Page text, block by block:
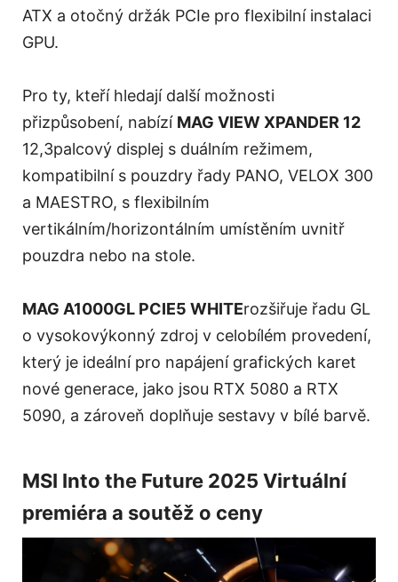
ATX a otočný držák PCIe pro flexibilní instalaci
GPU.
Pro ty, kteří hledají další možnosti
přizpůsobení, nabízí MAG VIEW XPANDER 12
12,3palcový displej s duálním režimem,
kompatibilní s pouzdry řady PANO, VELOX 300
a MAESTRO, s flexibilním
vertikálním/horizontálním umístěním uvnitř
pouzdra nebo na stole.
MAG A1000GL PCIE5 WHITErozšiřuje řadu GL
o vysokovýkonný zdroj v celobílém provedení,
který je ideální pro napájení grafických karet
nové generace, jako jsou RTX 5080 a RTX
5090, a zároveň doplňuje sestavy v bílé barvě.
MSI Into the Future 2025 Virtuální
premiéra a soutěž o ceny